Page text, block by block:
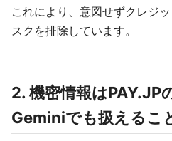
これにより、意図せずクレジ
スクを排除しています。
2. 機密情報はPAY.JP
Geminiでも扱えるこ